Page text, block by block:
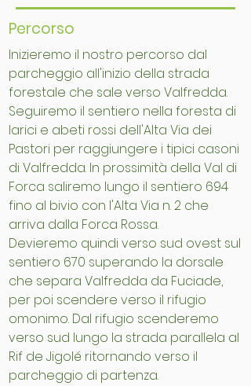
Percorso
Inizieremo il nostro percorso dal
parcheggio all'inizio della strada
forestale che sale verso Valfredda.
Seguiremo il sentiero nella foresta di
larici e abeti rossi dell'Alta Via dei
Pastori per raggiungere i tipici casoni
di Valfredda. In prossimità della Val di
Forca saliremo lungo il sentiero 694
fino al bivio con l'Alta Via n. 2 che
arriva dalla Forca Rossa.
Devieremo quindi verso sud ovest sul
sentiero 670 superando la dorsale
che separa Valfredda da Fuciade,
per poi scendere verso il rifugio
omonimo. Dal rifugio scenderemo
verso sud lungo la strada parallela al
Rif de Jigolé ritornando verso il
parcheggio di partenza.